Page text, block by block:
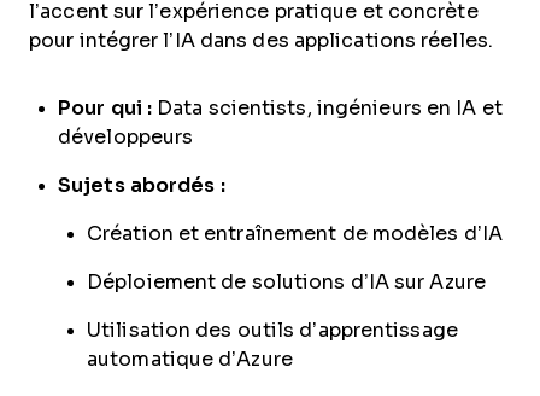
l’accent sur l’expérience pratique et concrète
pour intégrer l’IA dans des applications réelles.
Pour qui : Data scientists, ingénieurs en IA et
développeurs
Sujets abordés :
Création et entraînement de modèles d’IA
Déploiement de solutions d’IA sur Azure
Utilisation des outils d’apprentissage
automatique d’Azure